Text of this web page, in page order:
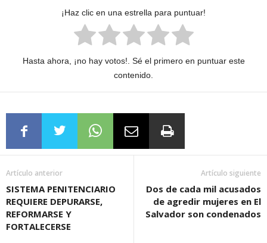
¡Haz clic en una estrella para puntuar!
Hasta ahora, ¡no hay votos!. Sé el primero en puntuar este
contenido.
Artículo anterior
SISTEMA PENITENCIARIO
REQUIERE DEPURARSE,
REFORMARSE Y
FORTALECERSE
Artículo siguiente
Dos de cada mil acusados
de agredir mujeres en El
Salvador son condenados